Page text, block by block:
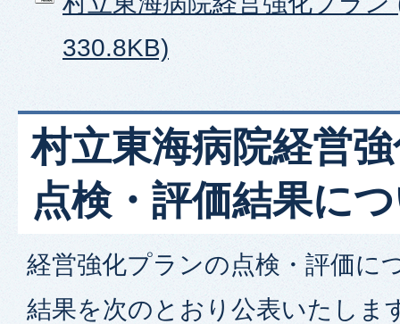
330.8KB)
村立東海病院経営
点検・評価結果に
経営強化プランの点検・評価に
結果を次のとおり公表いたしま